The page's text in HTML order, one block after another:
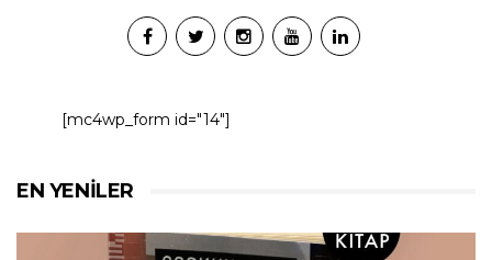
[mc4wp_form id="14"]
EN YENILER